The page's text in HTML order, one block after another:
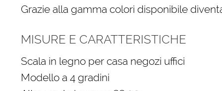
Grazie alla gamma colori disponibile
MISURE E CARATTERISTICHE
Scala in legno per casa negozi uffici
Modello a 4 gradini